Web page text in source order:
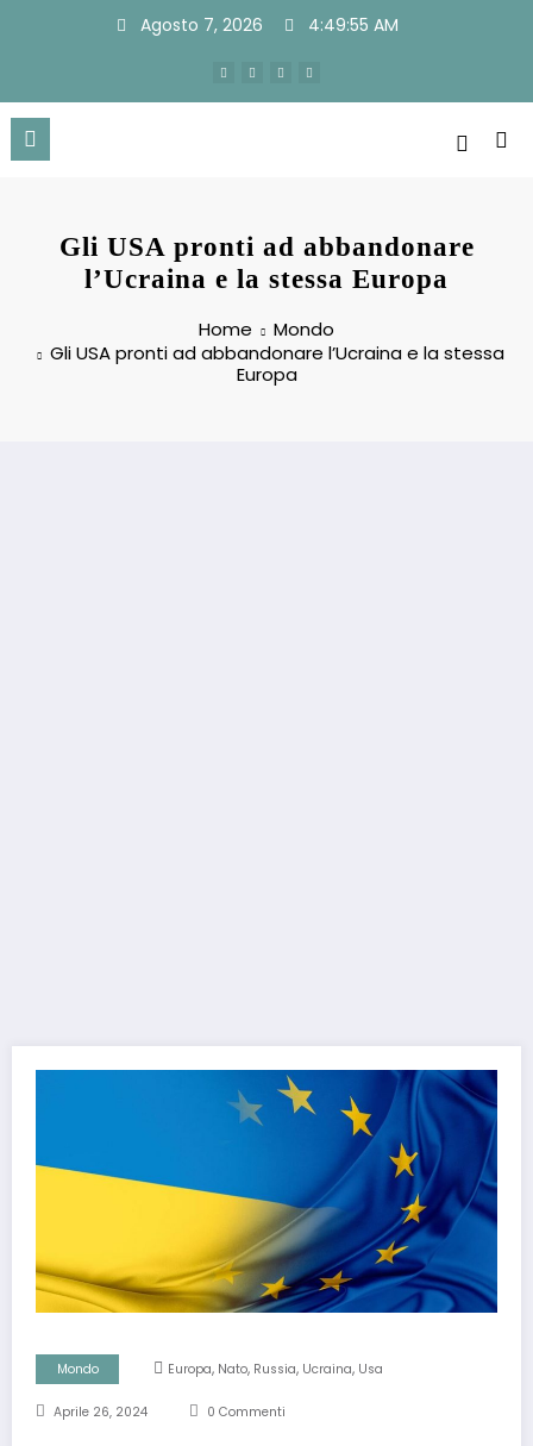
Agosto 7, 2026 4:49:55 AM
Gli USA pronti ad abbandonare
l’Ucraina e la stessa Europa
Home
Mondo
Gli USA pronti ad abbandonare l’Ucraina e la stessa
Europa
Mondo Europa, Nato, Russia, Ucraina, Usa
Aprile 26, 2024 0 Commenti